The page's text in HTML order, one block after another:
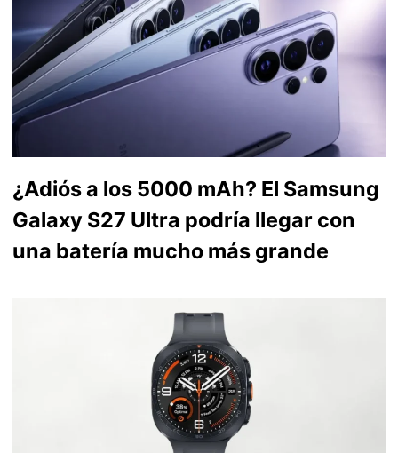
¿Adiós a los 5000 mAh? El Samsung
Galaxy S27 Ultra podría llegar con
una batería mucho más grande